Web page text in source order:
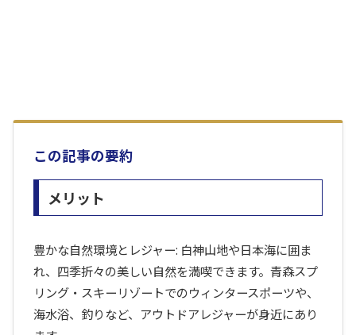
この記事の要約
メリット
豊かな自然環境とレジャー: 白神山地や日本海に囲ま
れ、四季折々の美しい自然を満喫できます。青森スプ
リング・スキーリゾートでのウィンタースポーツや、
海水浴、釣りなど、アウトドアレジャーが身近にあり